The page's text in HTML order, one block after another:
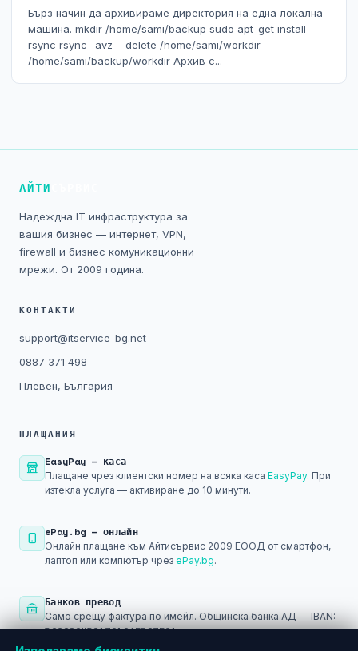
Бърз начин да архивираме директория на една локална
машина. mkdir /home/sami/backup sudo apt-get install
rsync rsync -avz --delete /home/sami/workdir
/home/sami/backup/workdir Архив с...
АЙТИ
Надеждна IT инфраструктура за
вашия бизнес — интернет, VPN,
firewall и бизнес комуникационни
мрежи. От 2009 година.
КОНТАКТИ
support@itservice-bg.net
0887 371 498
Плевен, България
ПЛАЩАНИЯ
EasyPay — каса
Плащане чрез клиентски номер на всяка каса EasyPay. При
изтекла услуга — активиране до 10 минути.
ePay.bg — онлайн
Онлайн плащане към Айтисървис 2009 ЕООД от смартфон,
лаптоп или компютър чрез ePay.bg.
Банков превод
Само срещу фактура по имейл. Общинска банка АД — IBAN:
BG29SOMB91301045793501